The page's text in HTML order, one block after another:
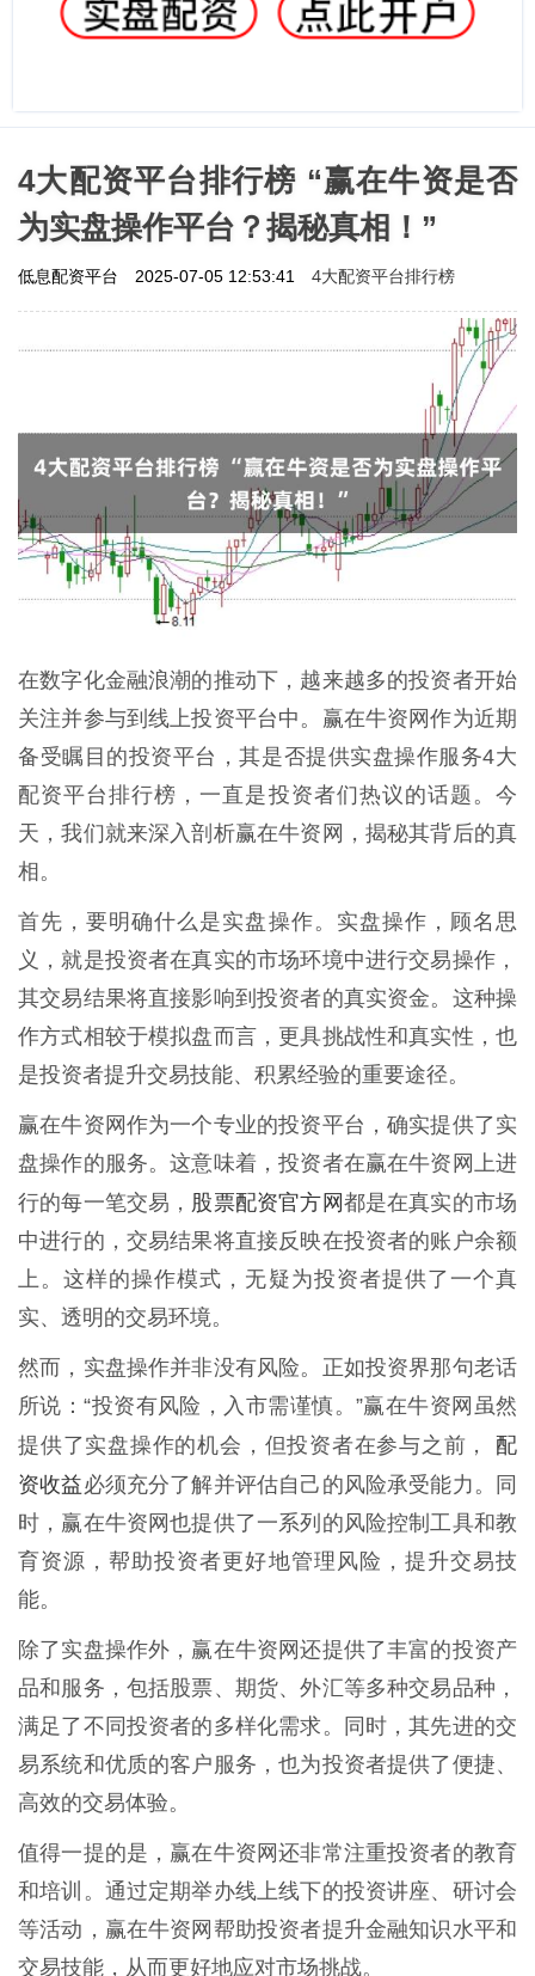
4大配资平台排行榜 “赢在牛资是否
为实盘操作平台？揭秘真相！”
低息配资平台 2025-07-05 12:53:41 4大配资平台排行榜
在数字化金融浪潮的推动下，越来越多的投资者开始
关注并参与到线上投资平台中。赢在牛资网作为近期
备受瞩目的投资平台，其是否提供实盘操作服务4大
配资平台排行榜，一直是投资者们热议的话题。今
天，我们就来深入剖析赢在牛资网，揭秘其背后的真
相。
首先，要明确什么是实盘操作。实盘操作，顾名思
义，就是投资者在真实的市场环境中进行交易操作，
其交易结果将直接影响到投资者的真实资金。这种操
作方式相较于模拟盘而言，更具挑战性和真实性，也
是投资者提升交易技能、积累经验的重要途径。
赢在牛资网作为一个专业的投资平台，确实提供了实
盘操作的服务。这意味着，投资者在赢在牛资网上进
行的每一笔交易， 股票配资官方网都是在真实的市场
中进行的，交易结果将直接反映在投资者的账户余额
上。这样的操作模式，无疑为投资者提供了一个真
实、透明的交易环境。
然而，实盘操作并非没有风险。正如投资界那句老话
所说：“投资有风险，入市需谨慎。”赢在牛资网虽然
提供了实盘操作的机会，但投资者在参与之前，
配
资收益必须充分了解并评估自己的风险承受能力。同
时，赢在牛资网也提供了一系列的风险控制工具和教
育资源，帮助投资者更好地管理风险，提升交易技
能。
除了实盘操作外，赢在牛资网还提供了丰富的投资产
品和服务，包括股票、期货、外汇等多种交易品种，
满足了不同投资者的多样化需求。同时，其先进的交
易系统和优质的客户服务，也为投资者提供了便捷、
高效的交易体验。
值得一提的是，赢在牛资网还非常注重投资者的教育
和培训。通过定期举办线上线下的投资讲座、研讨会
等活动，赢在牛资网帮助投资者提升金融知识水平和
交易技能，从而更好地应对市场挑战。